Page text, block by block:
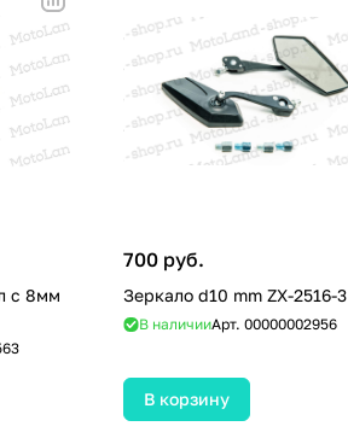
с 8мм
700 руб.
Зеркало d10 mm ZX-2516-3
В наличииАрт. 00000002956
В корзину